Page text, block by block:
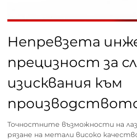
Непревзета
прецизност за
изисквания към
Точностните възможности на
рязане на метали високо